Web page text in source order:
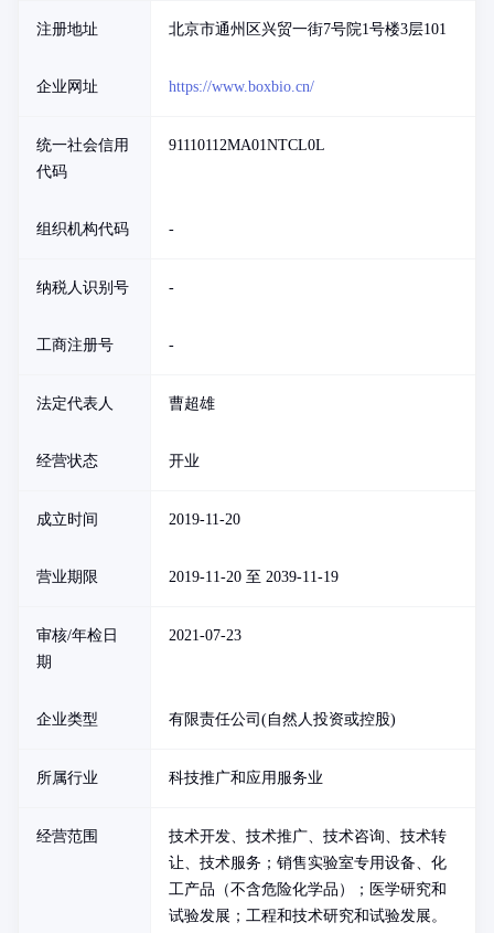
注册地址 北京市通州区兴贸一街7号院1号楼3层101
企业网址 https://www.boxbio.cn/
统一社会信用
代码
91110112MA01NTCL0L
组织机构代码 -
纳税人识别号 -
工商注册号 -
法定代表人 曹超雄
经营状态 开业
成立时间 2019-11-20
营业期限 2019-11-20 至 2039-11-19
审核/年检日
期
2021-07-23
企业类型 有限责任公司(自然人投资或控股)
所属行业 科技推广和应用服务业
经营范围
技术开发、技术推广、技术咨询、技术转
让、技术服务；销售实验室专用设备、化
工产品（不含危险化学品）；医学研究和
试验发展；工程和技术研究和试验发展。